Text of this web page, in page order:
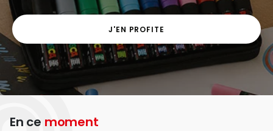
J'EN PROFITE
En ce moment